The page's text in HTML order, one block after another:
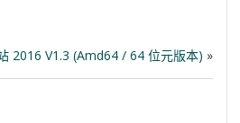
2016 V1.3 (amd64 / 64 位元版本) »